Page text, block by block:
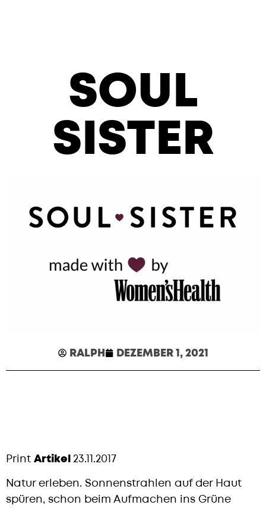
SOUL
SISTER
RALPH DEZEMBER 1, 2021
Print Artikel23.11.2017
Natur erleben. Sonnenstrahlen auf der Haut
spüren, schon beim Aufmachen ins Grüne